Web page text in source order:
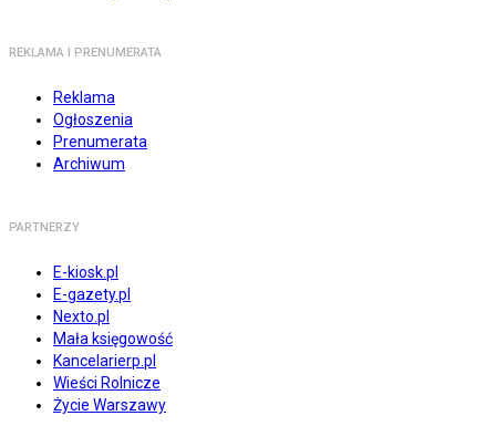
REKLAMA I PRENUMERATA
Reklama
Ogłoszenia
Prenumerata
Archiwum
PARTNERZY
E-kiosk.pl
E-gazety.pl
Nexto.pl
Mała księgowość
Kancelarierp.pl
Wieści Rolnicze
Życie Warszawy